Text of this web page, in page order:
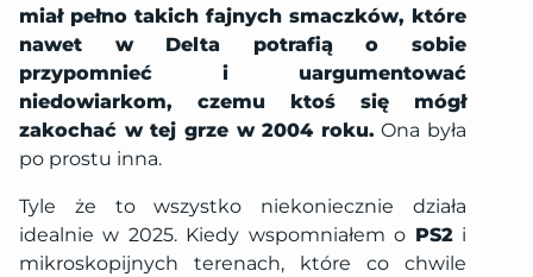
miał pełno takich fajnych smaczków, które
nawet w Delta potrafią o sobie
przypomnieć i uargumentować
niedowiarkom, czemu ktoś się mógł
zakochać w tej grze w 2004 roku. Ona była
po prostu inna.
Tyle że to wszystko niekoniecznie działa
idealnie w 2025. Kiedy wspomniałem o PS2i
mikroskopijnych terenach, które co chwile